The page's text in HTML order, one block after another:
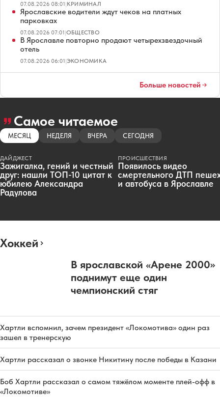
07.08.2026 08:01|КРИМИНАЛ
Ярославские водители ждут чеков на платных
парковках
07.08.2026 07:01|ОБЩЕСТВО
В Ярославле повторно продают четырехзвездочный
отель
07.08.2026 06:01|ЭКОНОМИКА
Больше новостей
Самое читаемое
МЕСЯЦ НЕДЕЛЯ ВЧЕРА СЕГОДНЯ
ДАЙДЖЕСТ
Зажигалка, гений и честный
друг: нашли ТОП-10 цитат к
юбилею Александра
Радулова
ПРОИСШЕСТВИЯ
Появилось видео
смертельного ДТП
и автобуса в Ярославле
Хоккей
В ярославской «Арене 2000»
поднимут еще один
чемпионский стяг
Хартли вспомнил, зачем президент «Локомотива» один раз
зашел в тренерскую
Хартли рассказал о звонке Никитину после победы в Казани
Боб Хартли рассказал о самом тяжёлом моменте плей-офф в
«Локомотиве»